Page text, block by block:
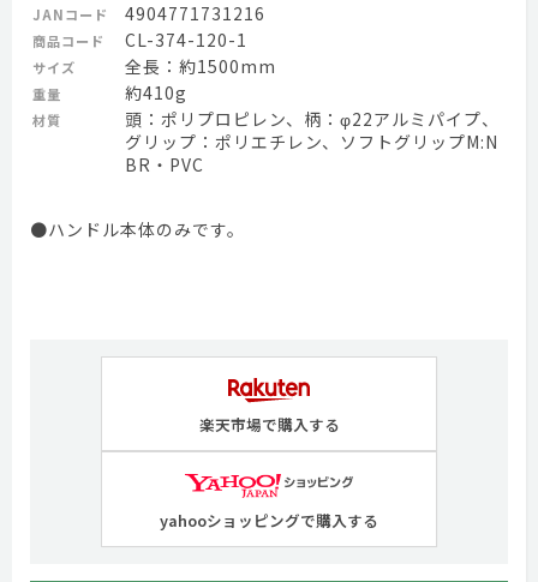
JANコード 4904771731216
商品コード CL-374-120-1
サイズ 全長：約1500mm
重量 約410g
材質
頭：ポリプロピレン、柄：φ22アルミパイプ、
グリップ：ポリエチレン、ソフトグリップM:N
BR・PVC
●ハンドル本体のみです。
楽天市場で購入する
yahooショッピングで購入する